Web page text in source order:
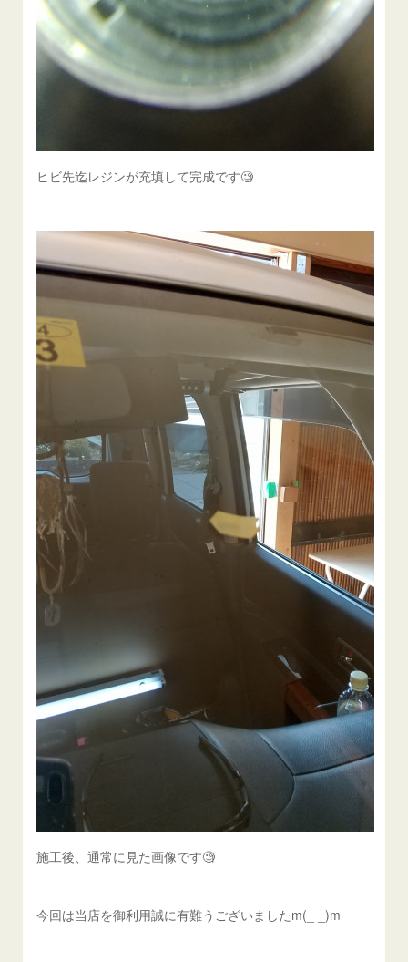
ヒビ先迄レジンが充填して完成です🧐
施工後、通常に見た画像です🧐
今回は当店を御利用誠に有難うございましたm(_ _)m